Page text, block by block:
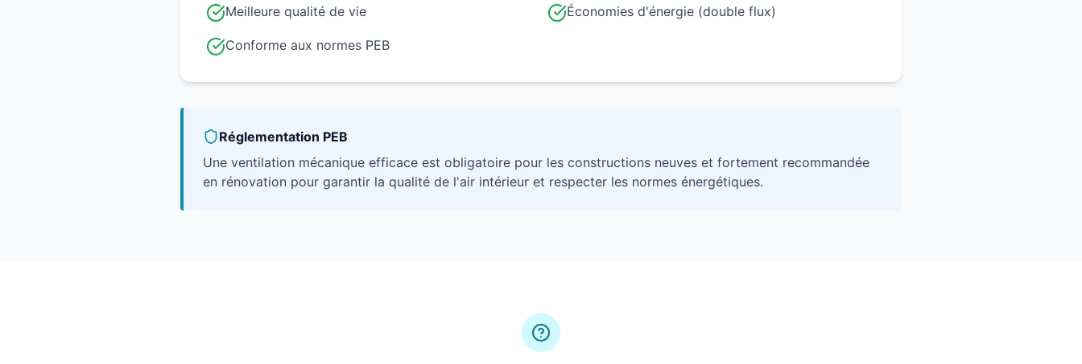
Meilleure qualité de vie Économies d'énergie (double flux)
Conforme aux normes PEB
Réglementation PEB
Une ventilation mécanique efficace est obligatoire pour les constructions neuves et fortement recommandée
en rénovation pour garantir la qualité de l'air intérieur et respecter les normes énergétiques.